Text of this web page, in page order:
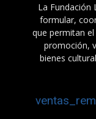
La Fundación
formular,
que permitan
promoción,
bienes